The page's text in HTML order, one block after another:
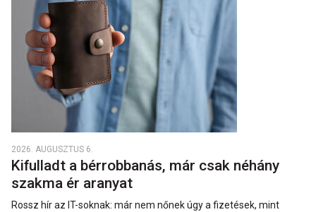
2026. AUGUSZTUS 6.
Kifulladt a bérrobbanás, már csak néhány
szakma ér aranyat
Rossz hír az IT-soknak: már nem nőnek úgy a fizetések, mint